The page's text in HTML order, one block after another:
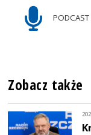
Zobacz także